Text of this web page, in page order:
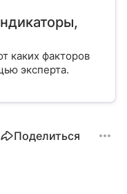
каких факторов
эксперта.
Поделиться